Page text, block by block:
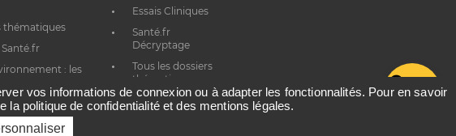
thématiques
: les
Essais Cliniques
Santé.fr
Décryptage
Tous les dossiers
thématiques
vos informations de connexion ou à adapter les fonctionnalités. Pour en savoir
politique de confidentialité et des mentions légales.